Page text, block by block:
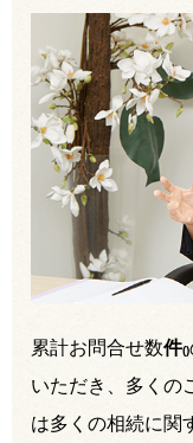
累計お問合せ数件()
いただき、多くの
は多くの相続に関